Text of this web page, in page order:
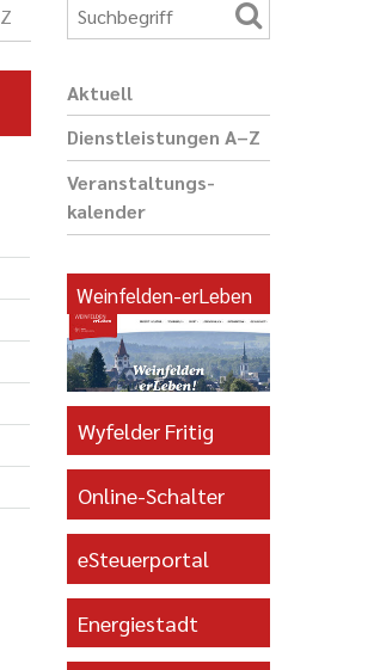
Z
Aktuell
Dienst­leis­tungen A–Z
Veranstaltungs­
kalender
Weinfelden-erLeben
Wyfelder Fritig
Online-Schalter
eSteuerportal
Energiestadt